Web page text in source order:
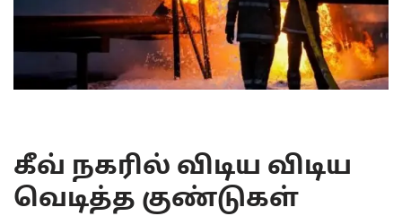
கீவ் நகரில் விடிய விடிய
வெடித்த குண்டுகள்